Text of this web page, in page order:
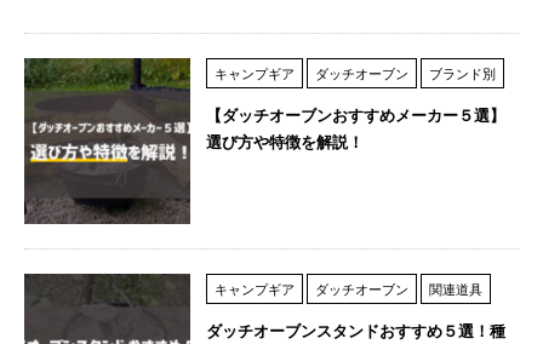
キャンプギア ダッチオーブン ブランド別
【ダッチオーブンおすすめメーカー５選】
選び方や特徴を解説！
キャンプギア ダッチオーブン 関連道具
ダッチオーブンスタンドおすすめ５選！種